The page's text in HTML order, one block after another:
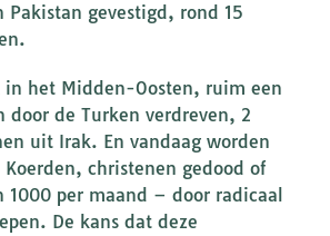
gevestigd, rond 15
in het Midden-Oosten, ruim een
door de Turken verdreven, 2
uit Irak. En vandaag worden
christenen gedood of
1000 per maand – door radicaal
De kans dat deze